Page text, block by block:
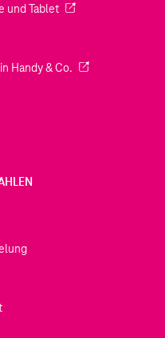
und Tablet(Wird in einem
neuen Tab geöffnet)
Handy & Co. (Wird in einem